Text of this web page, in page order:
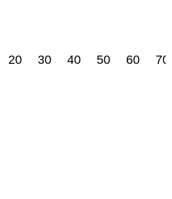
20 30 40 50 60 70